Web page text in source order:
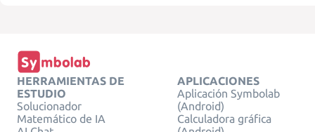
HERRAMIENTAS DE
ESTUDIO
Solucionador
Matemático de IA
APLICACIONES
Aplicación Symbolab
(Android)
Calculadora gráfica